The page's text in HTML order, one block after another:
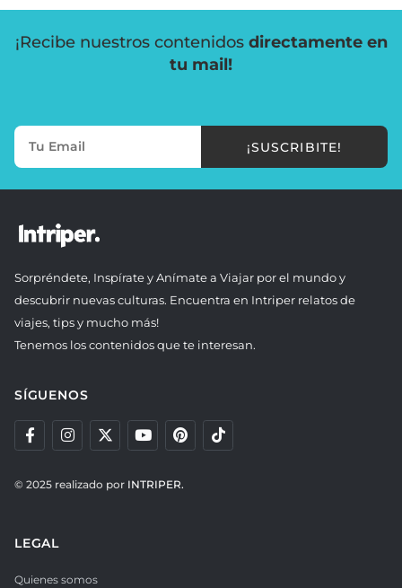
¡Recibe nuestros contenidos directamente en
tu mail!
¡SUSCRIBITE!
Sorpréndete, Inspírate y Anímate a Viajar por el mundo y
descubrir nuevas culturas. Encuentra en Intriper relatos de
viajes, tips y mucho más!
Tenemos los contenidos que te interesan.
SÍGUENOS
© 2025 realizado por INTRIPER.
LEGAL
Quienes somos